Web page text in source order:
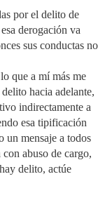
por el delito de
derogación va
sus conductas no
que a mí más me
hacia adelante,
indirectamente a
esa tipificación
un mensaje a todos
abuso de cargo,
delito, actúe